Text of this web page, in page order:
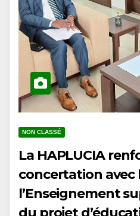
La HAPLUCIA
concertation avec
l’Enseignement
du projet